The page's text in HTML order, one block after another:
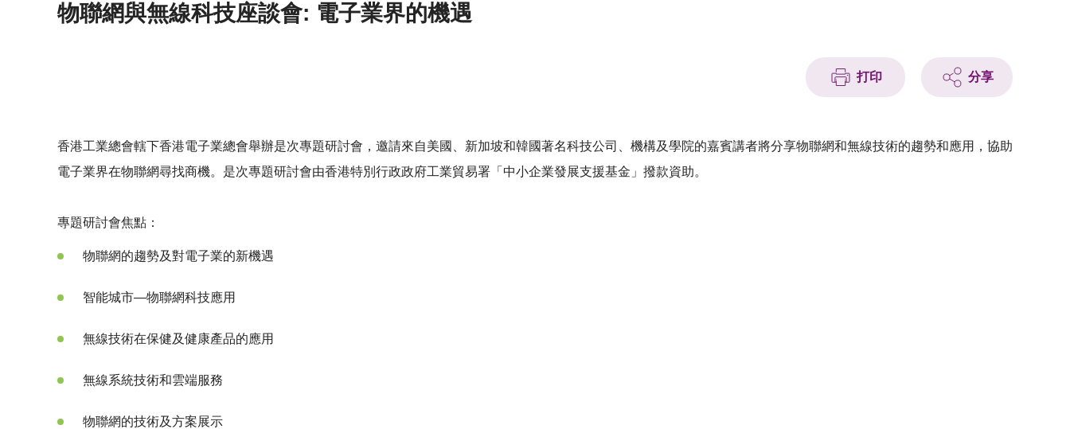
物聯網與無線科技座談會: 電子業界的機遇
打印 分享
香港工業總會轄下香港電子業總會舉辦是次專題研討會，邀請來自美國、新加坡和韓國著名科技公司、機構及學院的嘉賓講者將分享物聯網和無線技術的趨勢和應用，協助
電子業界在物聯網尋找商機。是次專題研討會由香港特別行政政府工業貿易署「中小企業發展支援基金」撥款資助。
專題研討會焦點：
物聯網的趨勢及對電子業的新機遇
智能城市—物聯網科技應用
無線技術在保健及健康產品的應用
無線系統技術和雲端服務
物聯網的技術及方案展示